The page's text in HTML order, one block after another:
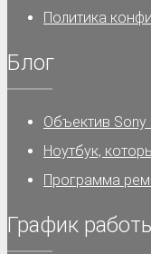
Политика
Блог
Объектив Sony
Ноутбук,
Программа
График